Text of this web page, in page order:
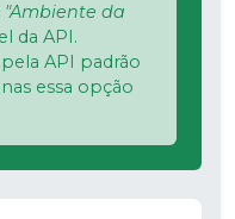
"Ambiente da
da API.
API padrão
essa opção